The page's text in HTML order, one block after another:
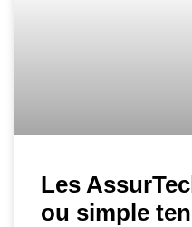
Les
ou simple